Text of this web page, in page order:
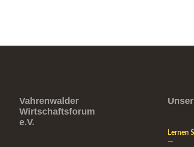
Vahrenwalder
Wirtschaftsforum
e.V.
Lernen
—